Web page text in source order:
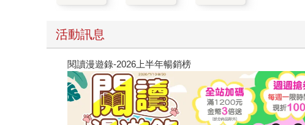
活動訊息
閱讀漫遊錄-2026上半年暢銷榜